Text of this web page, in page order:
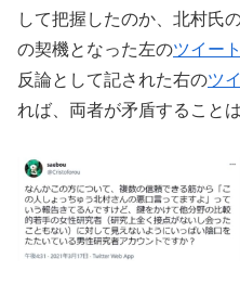
して把握したのか、北村氏
の契機となった左のツイート
反論として記された右のツ
れば、両者が矛盾すること